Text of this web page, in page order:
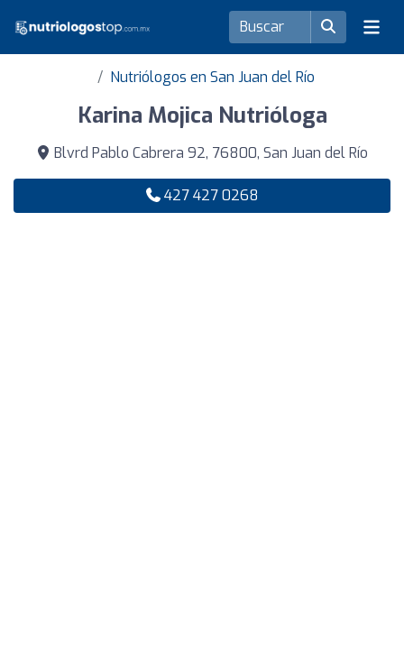
Nutriólogos en San Juan del Río
Karina Mojica Nutrióloga
Blvrd Pablo Cabrera 92, 76800, San Juan del Río
427 427 0268